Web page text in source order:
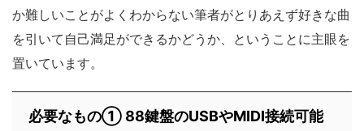
か難しいことがよくわからない筆者がとりあえず好きな曲
を引いて自己満足ができるかどうか、ということに主眼を
置いています。
必要なもの① 88鍵盤のUSBやMIDI接続可能